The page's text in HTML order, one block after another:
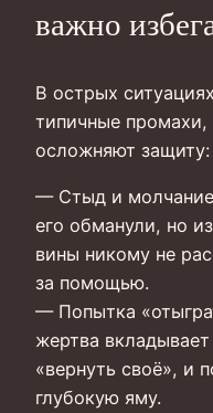
важно
В острых
типичные
осложняют защиту:
— Стыд и
его обманули, но
вины никому не
за помощью.
— Попытка
жертва
«вернуть своё», и
глубокую яму.